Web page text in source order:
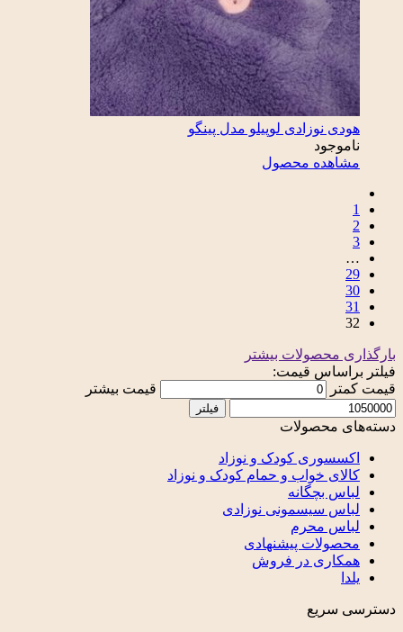
هودی نوزادی لوپیلو مدل پینگو
ناموجود
مشاهده محصول
1
2
3
…
29
30
31
32
بارگذاری محصولات بیشتر
فیلتر براساس قیمت:
قیمت کمتر
قیمت بیشتر
فیلتر
دسته‌های محصولات
اکسسوری کودک و نوزاد
کالای خواب و حمام کودک و نوزاد
لباس بچگانه
لباس سیسمونی نوزادی
لباس محرم
محصولات پیشنهادی
همکاری در فروش
یلدا
دسترسی سریع